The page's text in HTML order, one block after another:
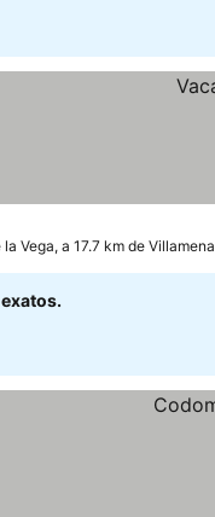
Vega, a 17.7 km de Villamena